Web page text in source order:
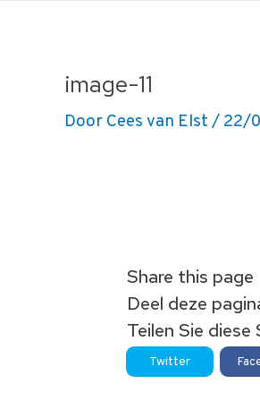
image-11
Door Cees van Elst / 22/
Share this page
Deel deze
Teilen Sie diese
Twitter